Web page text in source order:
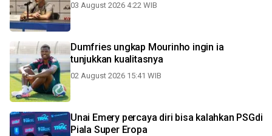
03 August 2026 4:22 WIB
Dumfries ungkap Mourinho ingin ia
tunjukkan kualitasnya
02 August 2026 15:41 WIB
Unai Emery percaya diri bisa kalahkan PSGdi
Piala Super Eropa